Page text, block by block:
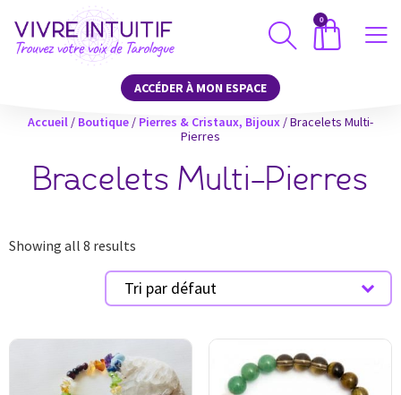
0
ACCÉDER À MON ESPACE
Accueil / Boutique / Pierres & Cristaux, Bijoux / Bracelets Multi-
Pierres
Bracelets Multi-Pierres
Showing all 8 results